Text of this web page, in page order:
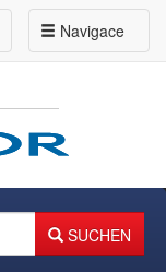
Navigace
SUCHEN